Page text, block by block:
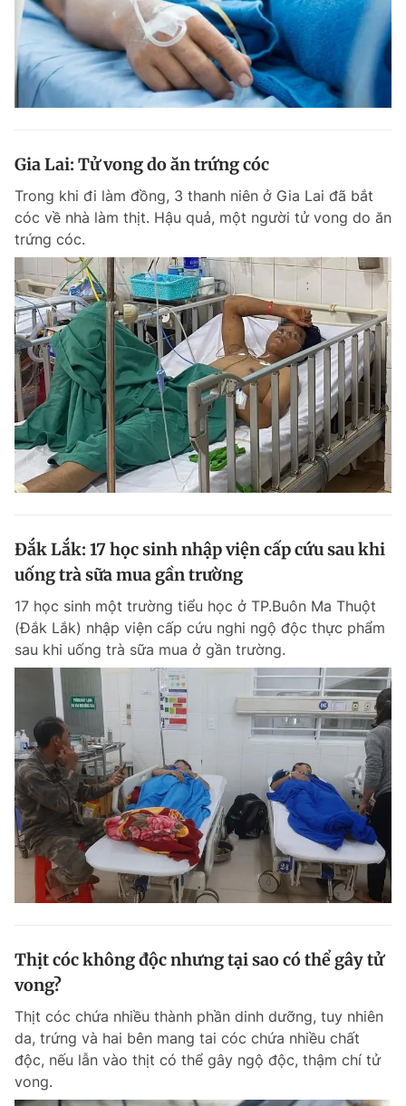
Hotline
0906 645 777
Liên hệ quảng cáo
0908 780 404
Đặt báo Quảng cáo RSS Tòa soạn Chính sách bảo
Phó tổng biên tập thường trực: Hải Thành
Phó tổng biên tập: Lâm Hiếu Dũng
Phó tổng biên tập: Trần Việt Hưng
Tổng thư ký tòa soạn: Đức Trung
Giấy phép xuất bản số 110/GP - BTTTT cấp ngày 24.3.2020
© 2003-2026 Bản quyền thuộc về Báo Thanh Niên. Cấm sao chép
dưới mọi hình thức nếu không có sự chấp thuận bằng văn bản.
Phát triển bởi ePi Technologies, JSC.
Gia Lai: Tử vong do ăn trứng cóc
Trong khi đi làm đồng, 3 thanh niên ở Gia Lai đã bắt
cóc về nhà làm thịt. Hậu quả, một người tử vong do ăn
trứng cóc.
Đắk Lắk: 17 học sinh nhập viện cấp cứu sau khi
uống trà sữa mua gần trường
17 học sinh một trường tiểu học ở TP.Buôn Ma Thuột
(Đắk Lắk) nhập viện cấp cứu nghi ngộ độc thực phẩm
sau khi uống trà sữa mua ở gần trường.
Thịt cóc không độc nhưng tại sao có thể gây tử
vong?
Thịt cóc chứa nhiều thành phần dinh dưỡng, tuy nhiên
da, trứng và hai bên mang tai cóc chứa nhiều chất
độc, nếu lẫn vào thịt có thể gây ngộ độc, thậm chí tử
vong.